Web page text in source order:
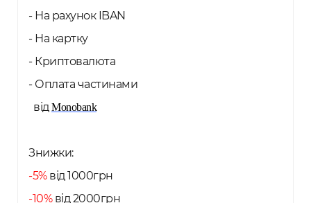
- На рахунок IBAN
- На картку
- Криптовалюта
- Оплата частинами
відMonobank
Знижки:
-5%від 1000грн
-10%від 2000грн